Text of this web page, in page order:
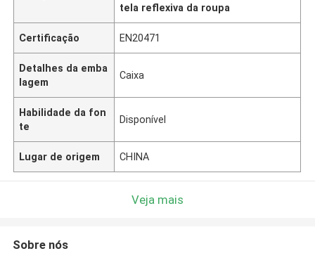
tela reflexiva da roupa
Certificação EN20471
Detalhes da emba
lagem
Caixa
Habilidade da fon
te
Disponível
Lugar de origem CHINA
Veja mais
Sobre nós